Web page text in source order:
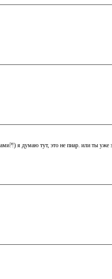
я думаю тут, это не пиар. или ты уже